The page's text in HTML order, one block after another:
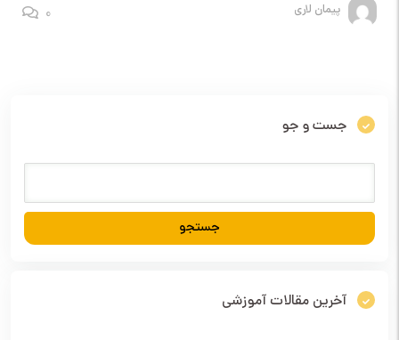
پیمان لاری
0
جست و جو
آخرین مقالات آموزشی